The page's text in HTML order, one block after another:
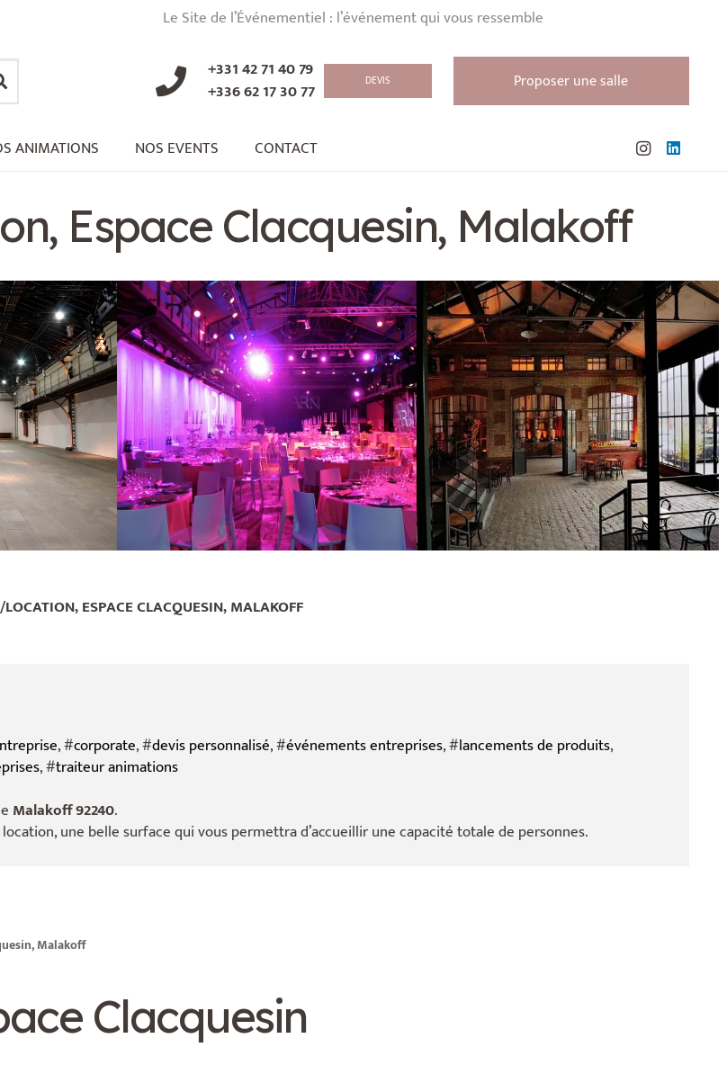
Le Site de l’Événementiel : l’événement qui vous ressemble
+331 42 71 40 79
+336 62 17 30 77
DEVIS Proposer une salle
ANIMATIONS NOS EVENTS CONTACT
Espace Clacquesin, Malakoff
ESPACE CLACQUESIN, MALAKOFF
, #corporate, #devis personnalisé, #événements entreprises, #lancements de produits,
, #traiteur animations
Malakoff 92240.
une belle surface qui vous permettra d’accueillir une capacité totale de personnes.
Malakoff
Clacquesin